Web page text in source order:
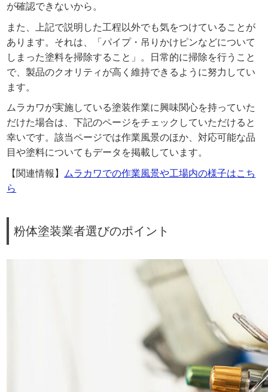
が確認できないから。
また、上記で説明した工程以外でも気をつけていることが
あります。それは、「パイプ・吊りかけピンなどについて
しまった塗料を掃除すること」。日常的に掃除を行うこと
で、製品のクオリティが高く維持できるように努力してい
ます。
ムラカワが実施している塗装作業に興味関心を持っていた
だけた場合は、下記のページをチェックしていただけると
幸いです。該当ページでは作業風景のほか、対応可能な品
目や塗料についてもデータを掲載しています。
【関連情報】
ムラカワでの作業風景や工場内の様子はこち
ら
粉体塗装業者選びのポイント